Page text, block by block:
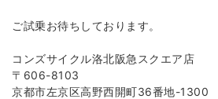
ご試乗お待ちしております。
コンズサイクル洛北阪急スクエア店
〒606-8103
京都市左京区高野西開町36番地-1300